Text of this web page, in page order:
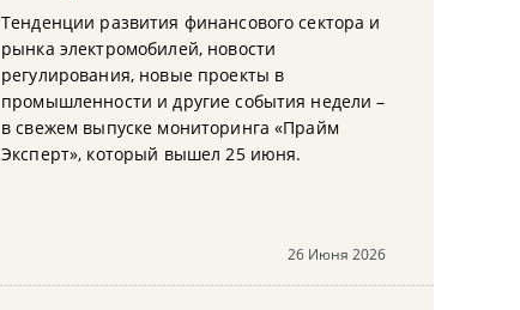
Тенденции развития финансового сектора и
рынка электромобилей, новости
регулирования, новые проекты в
промышленности и другие события недели –
в свежем выпуске мониторинга «Прайм
Эксперт», который вышел 25 июня.
26 Июня 2026